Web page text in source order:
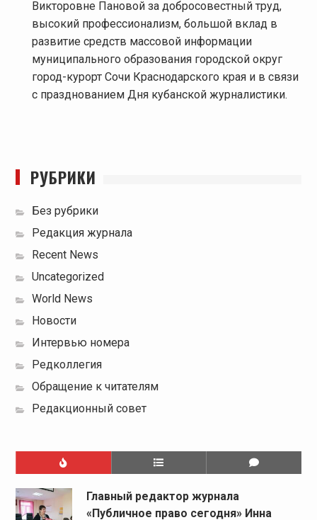
Викторовне Пановой за добросовестный труд,
высокий профессионализм, большой вклад в
развитие средств массовой информации
муниципального образования городской округ
город-курорт Сочи Краснодарского края и в связи
с празднованием Дня кубанской журналистики.
РУБРИКИ
Без рубрики
Редакция журнала
Recent News
Uncategorized
World News
Новости
Интервью номера
Редколлегия
Обращение к читателям
Редакционный совет
Главный редактор журнала
«Публичное право сегодня» Инна